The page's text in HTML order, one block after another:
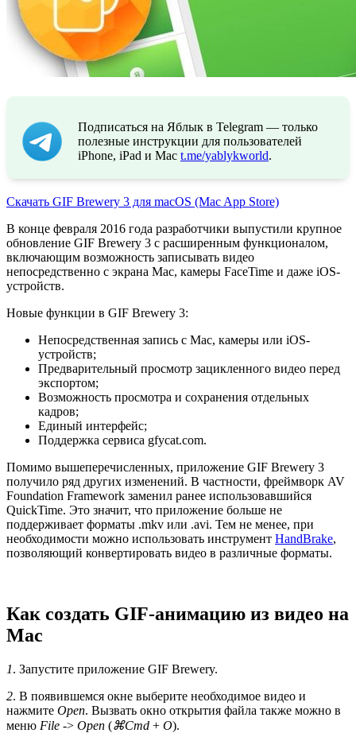
Подписаться на Яблык в Telegram — только
полезные инструкции для пользователей
iPhone, iPad и Mac t.me/yablykworld.
Скачать GIF Brewery 3 для macOS (Mac App Store)
В конце февраля 2016 года разработчики выпустили крупное
обновление GIF Brewery 3 с расширенным функционалом,
включающим возможность записывать видео
непосредственно с экрана Mac, камеры FaceTime и даже iOS-
устройств.
Новые функции в GIF Brewery 3:
Непосредственная запись с Mac, камеры или iOS-
устройств;
Предварительный просмотр зацикленного видео перед
экспортом;
Возможность просмотра и сохранения отдельных
кадров;
Единый интерфейс;
Поддержка сервиса gfycat.com.
Помимо вышеперечисленных, приложение GIF Brewery 3
получило ряд других изменений. В частности, фреймворк AV
Foundation Framework заменил ранее использовавшийся
QuickTime. Это значит, что приложение больше не
поддерживает форматы .mkv или .avi. Тем не менее, при
необходимости можно использовать инструмент HandBrake,
позволяющий конвертировать видео в различные форматы.
Как создать GIF-анимацию из видео на
Mac
1. Запустите приложение GIF Brewery.
2. В появившемся окне выберите необходимое видео и
нажмите Open. Вызвать окно открытия файла также можно в
меню File -> Open (⌘Cmd + O).